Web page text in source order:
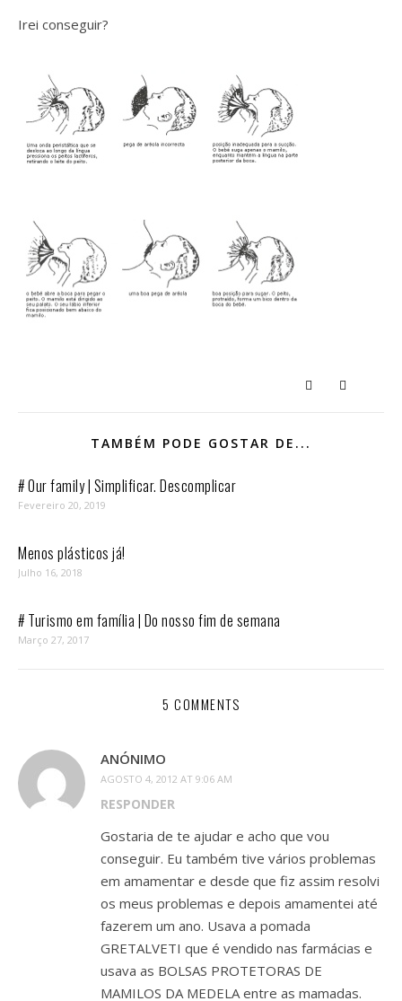
Irei conseguir?
TAMBÉM PODE GOSTAR DE...
# Our family | Simplificar. Descomplicar
Fevereiro 20, 2019
Menos plásticos já!
Julho 16, 2018
# Turismo em família | Do nosso fim de semana
Março 27, 2017
5 COMMENTS
ANÓNIMO
AGOSTO 4, 2012 AT 9:06 AM
RESPONDER
Gostaria de te ajudar e acho que vou
conseguir. Eu também tive vários problemas
em amamentar e desde que fiz assim resolvi
os meus problemas e depois amamentei até
fazerem um ano. Usava a pomada
GRETALVETI que é vendido nas farmácias e
usava as BOLSAS PROTETORAS DE
MAMILOS DA MEDELA entre as mamadas.